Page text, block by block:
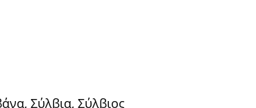
Σύλβια, Σύλβιος